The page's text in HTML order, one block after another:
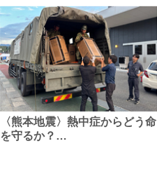
〈熊本地震〉熱中症からどう命
を守るか？…